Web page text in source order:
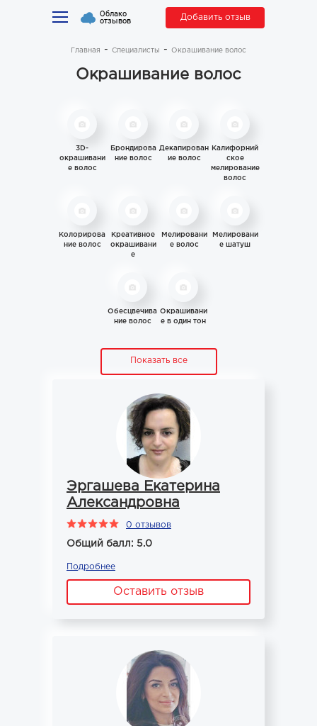
Облако
отзывов Добавить отзыв
Главная Специалисты Окрашивание волос
Окрашивание волос
3D-
окрашивани
е волос
Брондирова
ние волос
Декапирован
ие волос
Калифорний
ское
мелирование
волос
Колорирова
ние волос
Креативное
окрашивани
е
Мелировани
е волос
Мелировани
е шатуш
Обесцвечива
ние волос
Окрашивани
е в один тон
Показать все
Эргашева Екатерина
Александровна
0 отзывов
Общий балл: 5.0
Подробнее
Оставить отзыв